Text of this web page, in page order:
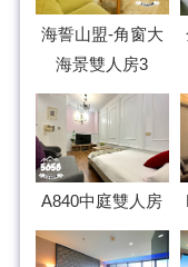
海誓山盟-角窗大
海景雙人房3
A840中庭雙人房